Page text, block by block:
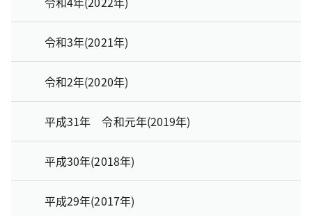
令和3年(2021年)
令和2年(2020年)
平成31年 令和元年(2019年)
平成30年(2018年)
平成29年(2017年)